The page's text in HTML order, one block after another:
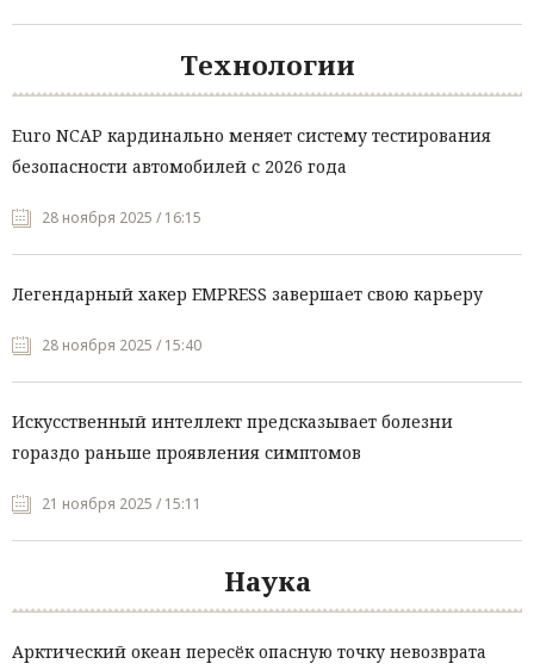
Технологии
Euro NCAP кардинально меняет систему тестирования
безопасности автомобилей с 2026 года
28 ноября 2025 / 16:15
Легендарный хакер EMPRESS завершает свою карьеру
28 ноября 2025 / 15:40
Искусственный интеллект предсказывает болезни
гораздо раньше проявления симптомов
21 ноября 2025 / 15:11
Наука
Арктический океан пересёк опасную точку невозврата